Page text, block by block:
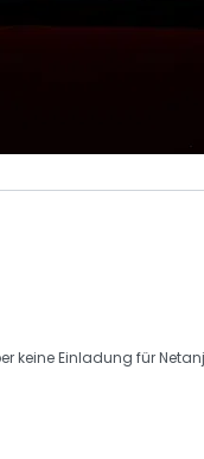
keine Einladung für